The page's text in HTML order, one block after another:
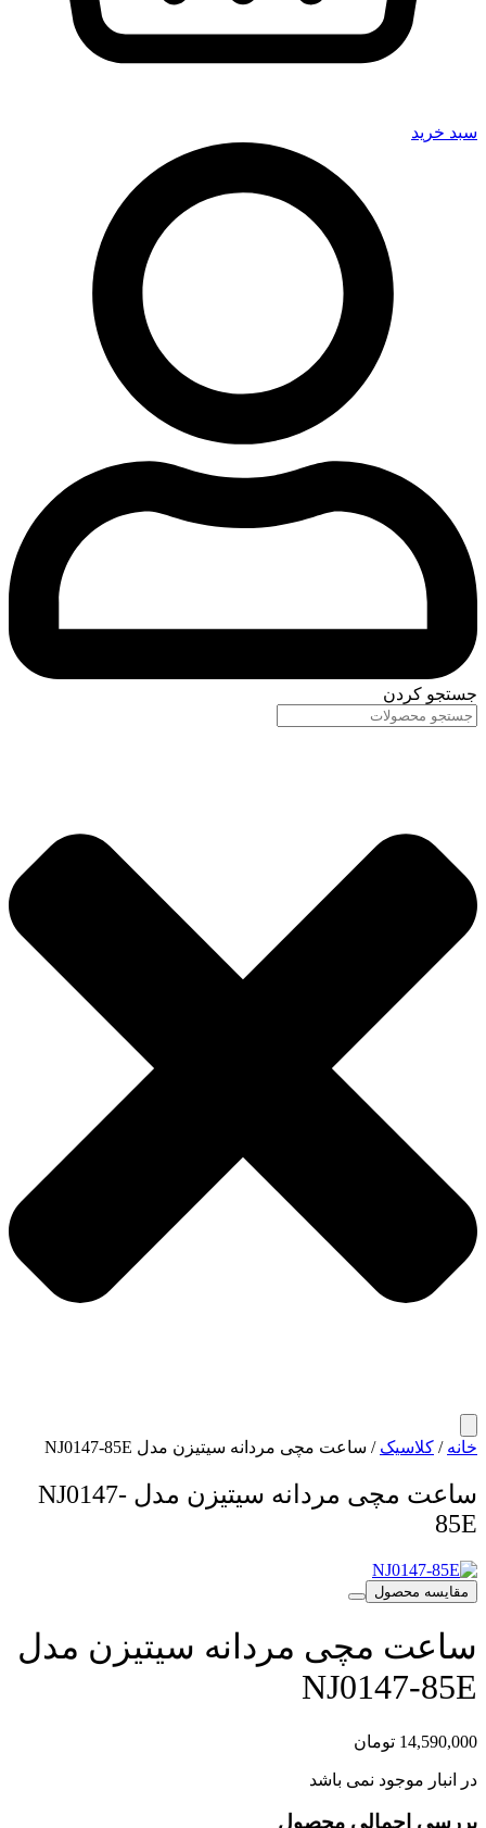
سبد خرید
جستجو کردن
خانه / کلاسیک / ساعت مچی مردانه سیتیزن مدل NJ0147-85E
ساعت مچی مردانه سیتیزن مدل NJ0147-
85E
مقایسه محصول
ساعت مچی مردانه سیتیزن مدل
NJ0147-85E
14,590,000 تومان
در انبار موجود نمی باشد
بررسی اجمالی محصول